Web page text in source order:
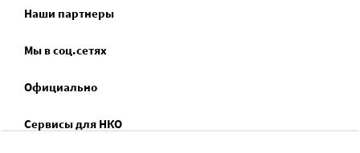
Наши партнеры
Мы в соц.сетях
Официально
Сервисы для НКО